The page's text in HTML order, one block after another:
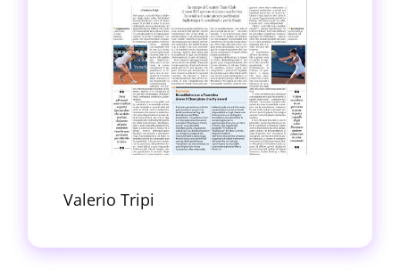
Valerio Tripi